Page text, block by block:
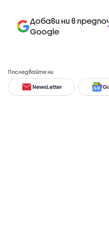
Добави ни в
Google
Последвайте ни
NewsLetter